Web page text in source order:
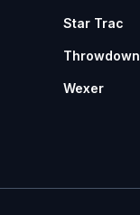
Star Trac
Throwdown
Wexer